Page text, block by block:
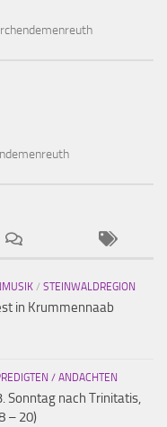
/ STEINWALDREGION
in Krummennaab
/ ANDACHTEN
Sonntag nach Trinitatis,
– 20)